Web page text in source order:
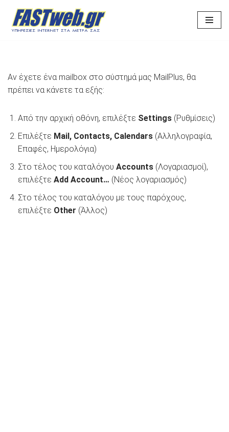
Μεταπηδήστε
Αν έχετε ένα mailbox στο σύστημά μας MailPlus, θα
πρέπει να κάνετε τα εξής:
Από την αρχική οθόνη, επιλέξτε Settings (Ρυθμίσεις)
Επιλέξτε Mail, Contacts, Calendars (Αλληλογραφία,
Επαφές, Ημερολόγια)
Στο τέλος του καταλόγου Accounts (Λογαριασμοί),
επιλέξτε Add Account… (Νέος λογαριασμός)
Στο τέλος του καταλόγου με τους παρόχους,
επιλέξτε Other (Άλλος)